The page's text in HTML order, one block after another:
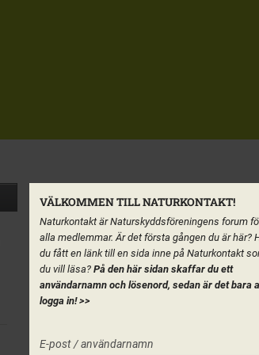
VÄLKOMMEN TILL NATURKONTAKT!
Naturkontakt är Naturskyddsföreningens forum
alla medlemmar. Är det första gången du är här?
du fått en länk till en sida inne på Naturkontakt
du vill läsa? På den här sidan skaffar du ett
användarnamn och lösenord, sedan är det bara
logga in!>>
E-post / användarnamn